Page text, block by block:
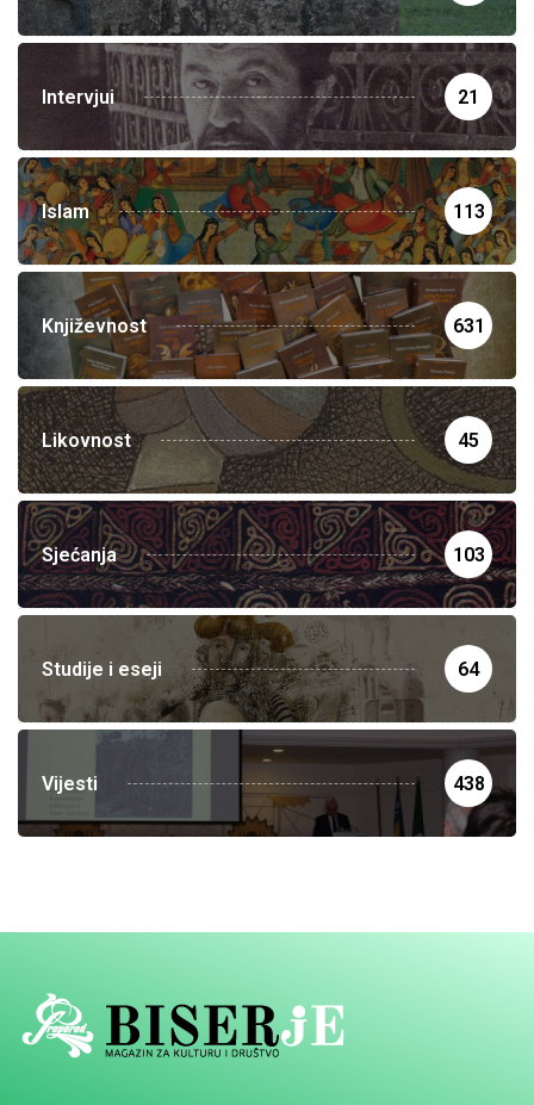
Intervjui 21
Islam 113
Književnost 631
Likovnost 45
Sjećanja 103
Studije i eseji 64
Vijesti 438